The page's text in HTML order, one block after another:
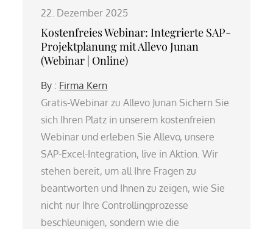
22. Dezember 2025
Kostenfreies Webinar: Integrierte SAP-
Projektplanung mit Allevo Junan
(Webinar | Online)
By : Firma Kern
Gratis-Webinar zu Allevo Junan Sichern Sie
sich Ihren Platz in unserem kostenfreien
Webinar und erleben Sie Allevo, unsere
SAP-Excel-Integration, live in Aktion. Wir
stehen bereit, um all Ihre Fragen zu
beantworten und Ihnen zu zeigen, wie Sie
nicht nur Ihre Controllingprozesse
beschleunigen, sondern wie die